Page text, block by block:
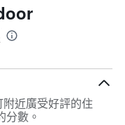
近廣受好評的住
分數。